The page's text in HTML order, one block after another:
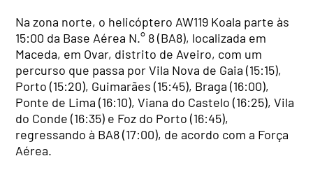
Na zona norte, o helicóptero AW119 Koala parte às
15:00 da Base Aérea N.° 8 (BA8), localizada em
Maceda, em Ovar, distrito de Aveiro, com um
percurso que passa por Vila Nova de Gaia (15:15),
Porto (15:20), Guimarães (15:45), Braga (16:00),
Ponte de Lima (16:10), Viana do Castelo (16:25), Vila
do Conde (16:35) e Foz do Porto (16:45),
regressando à BA8 (17:00), de acordo com a Força
Aérea.